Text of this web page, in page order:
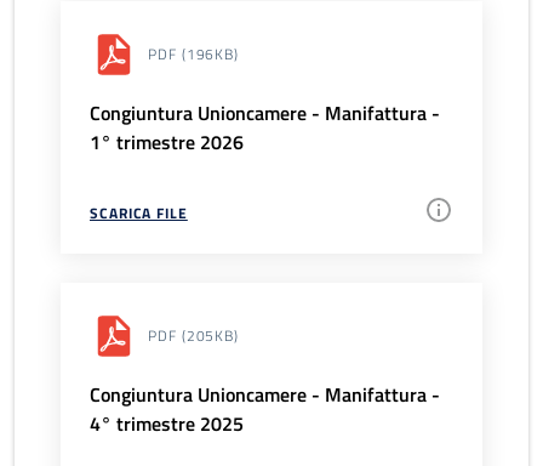
PDF (196KB)
Congiuntura Unioncamere - Manifattura -
1° trimestre 2026
SCARICA FILE
PDF (205KB)
Congiuntura Unioncamere - Manifattura -
4° trimestre 2025